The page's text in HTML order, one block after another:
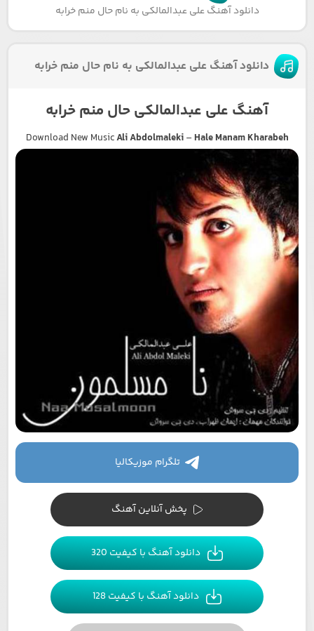
دانلود آهنگ علی عبدالمالکی به نام حال منم خرابه
دانلود آهنگ علی عبدالمالکی به نام حال منم خرابه
آهنگ علی عبدالمالکی حال منم خرابه
Download New MusicAli Abdolmaleki– Hale Manam Kharabeh
تلگرام موزیکالیا
پخش آنلاین آهنگ
دانلود آهنگ با کیفیت 320
دانلود آهنگ با کیفیت 128